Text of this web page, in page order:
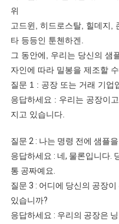
위
고드윈, 히드로스탈, 힐데지,
타 등등인 툰첸하겐.
그 동안에, 우리는 당신의 샘
자인에 따라 밀봉을 제조할
질문 1 : 공장 또는 거래 기업
응답하세요 : 우리는 공장이
지고 있습니다.
질문 2 : 나는 명령 전에 샘플
응답하세요 : 네, 물론입니다.
통 공짜예요.
질문 3 : 어디에 당신의 공장
있습니까?
응답하세요 : 우리의 공장은